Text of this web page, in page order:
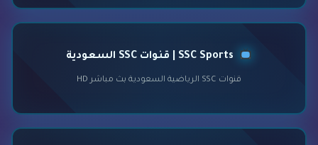
قنوات SSC الرياضية السعودية بث مباشر HD